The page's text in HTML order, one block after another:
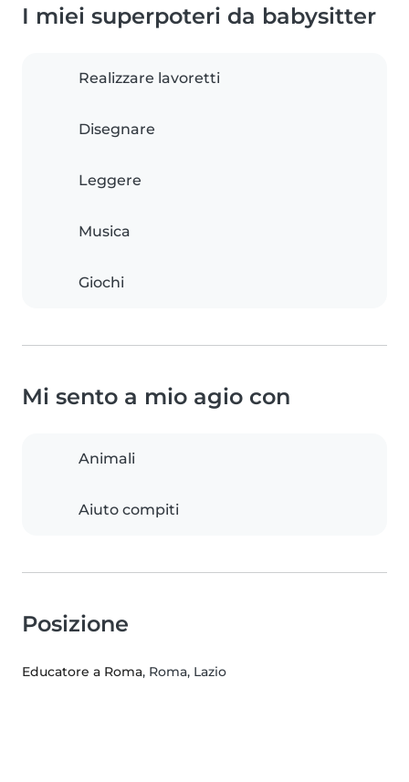
I miei superpoteri da babysitter
Realizzare lavoretti
Disegnare
Leggere
Musica
Giochi
Mi sento a mio agio con
Animali
Aiuto compiti
Posizione
Educatore a Roma, Roma, Lazio